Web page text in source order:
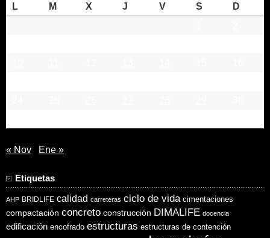
L
M X J V S
D
« Nov Ene »
Etiquetas
AHP BRIDLIFE calidad carreteras ciclo de vida cimentaciones
compactación concreto construcción DIMALIFE docencia
edificación encofrado estructuras estructuras de contención